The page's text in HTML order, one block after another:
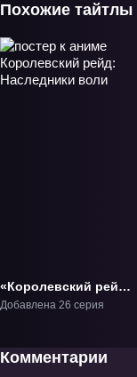
Похожие тайтлы
«Королевский рейд:
Наследники воли»
Добавлена 26 серия
Комментарии